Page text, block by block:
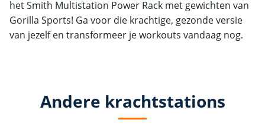
het Smith Multistation Power Rack met gewichten van
Gorilla Sports! Ga voor die krachtige, gezonde versie
van jezelf en transformeer je workouts vandaag nog.
Andere krachtstations